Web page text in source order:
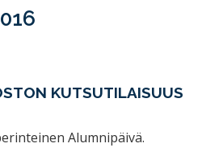
KUTSUTILAISUUS
Alumnipäivä.